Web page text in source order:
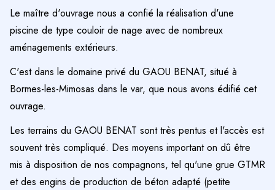
Le maître d'ouvrage nous a confié la réalisation d'une
piscine de type couloir de nage avec de nombreux
aménagements extérieurs.
C'est dans le domaine privé du GAOU BENAT, situé à
Bormes-les-Mimosas dans le var, que nous avons édifié cet
ouvrage.
Les terrains du GAOU BENAT sont très pentus et l'accès est
souvent très compliqué. Des moyens important on dû être
mis à disposition de nos compagnons, tel qu'une grue GTMR
et des engins de production de béton adapté (petite